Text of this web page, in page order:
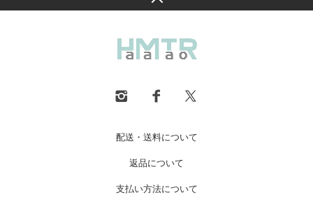
配送・送料について
返品について
支払い方法について